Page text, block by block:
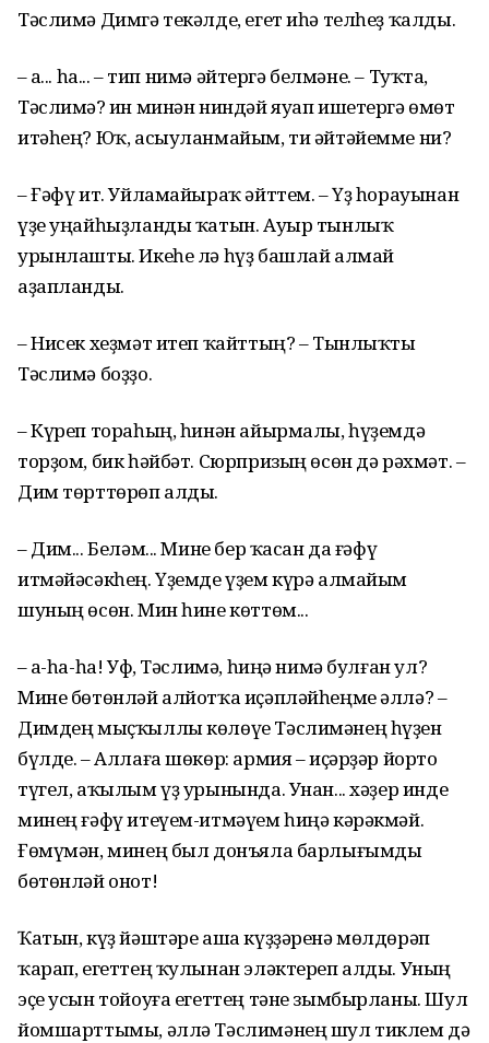
Тәслимә Димгә текәлде, егет иһә телһеҙ ҡалды.
– Һа... һа... – тип нимә әйтергә белмәне. – Туҡта,
Тәслимә? Һин минән ниндәй яуап ишетергә өмөт
итәһең? Юҡ, асыуланмайым, ти әйтәйемме ни?
– Ғәфү ит. Уйламайыраҡ әйттем. – Үҙ һорауынан
үҙе уңайһыҙланды ҡатын. Ауыр тынлыҡ
урынлашты. Икеһе лә һүҙ башлай алмай
аҙапланды.
– Нисек хеҙмәт итеп ҡайттың? – Тынлыҡты
Тәслимә боҙҙо.
– Күреп тораһың, һинән айырмалы, һүҙемдә
торҙом, бик һәйбәт. Сюрпризың өсөн дә рәхмәт. –
Дим төрттөрөп алды.
– Дим... Беләм... Мине бер ҡасан да ғәфү
итмәйәсәкһең. Үҙемде үҙем күрә алмайым
шуның өсөн. Мин һине көттөм...
– Һа-һа-һа! Уф, Тәслимә, һиңә нимә булған ул?
Мине бөтөнләй алйотҡа иҫәпләйһеңме әллә? –
Димдең мыҫҡыллы көлөүе Тәслимәнең һүҙен
бүлде. – Аллаға шөкөр: армия – иҫәрҙәр йорто
түгел, аҡылым үҙ урынында. Унан... хәҙер инде
минең ғәфү итеүем-итмәүем һиңә кәрәкмәй.
Ғөмүмән, минең был донъяла барлығымды
бөтөнләй онот!
Ҡатын, күҙ йәштәре аша күҙҙәренә мөлдөрәп
ҡарап, егеттең ҡулынан эләктереп алды. Уның
эҫе усын тойоуға егеттең тәне зымбырланы. Шул
йомшарттымы, әллә Тәслимәнең шул тиклем дә